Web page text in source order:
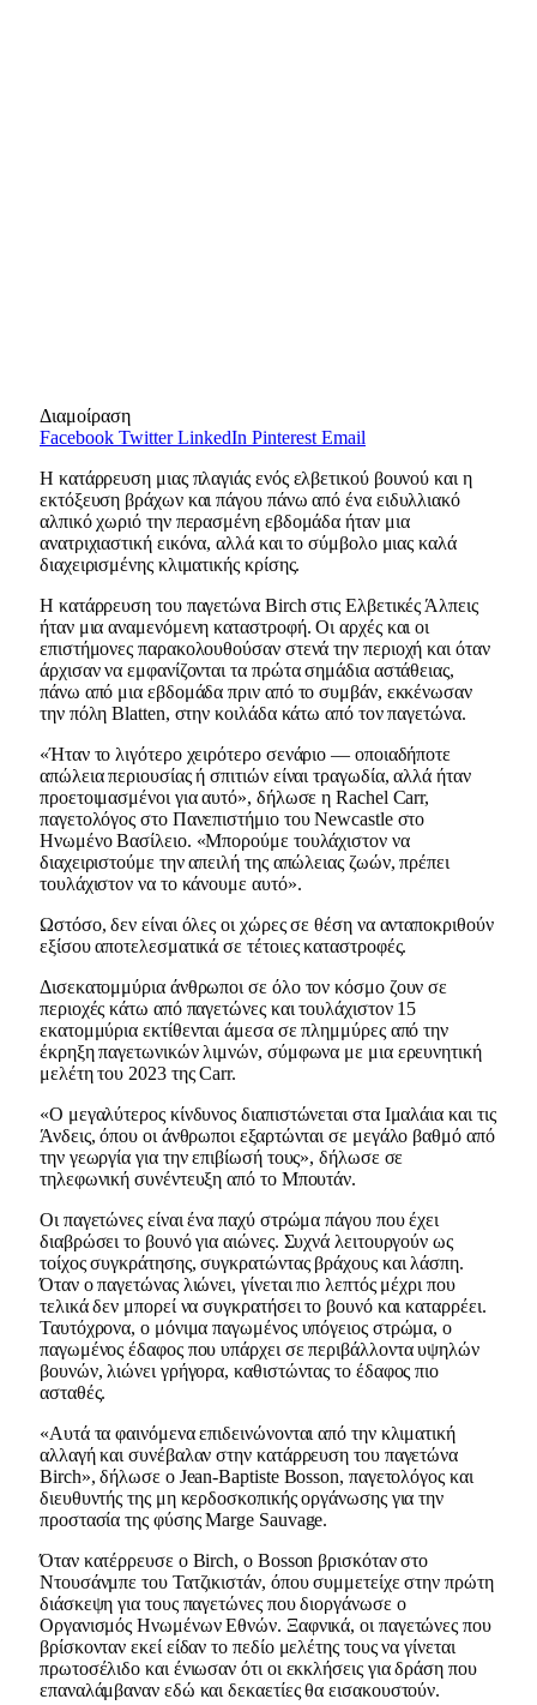
Διαμοίραση
Facebook Twitter LinkedIn Pinterest Email
Η κατάρρευση μιας πλαγιάς ενός ελβετικού βουνού και η
εκτόξευση βράχων και πάγου πάνω από ένα ειδυλλιακό
αλπικό χωριό την περασμένη εβδομάδα ήταν μια
ανατριχιαστική εικόνα, αλλά και το σύμβολο μιας καλά
διαχειρισμένης κλιματικής κρίσης.
Η κατάρρευση του παγετώνα Birch στις Ελβετικές Άλπεις
ήταν μια αναμενόμενη καταστροφή. Οι αρχές και οι
επιστήμονες παρακολουθούσαν στενά την περιοχή και όταν
άρχισαν να εμφανίζονται τα πρώτα σημάδια αστάθειας,
πάνω από μια εβδομάδα πριν από το συμβάν, εκκένωσαν
την πόλη Blatten, στην κοιλάδα κάτω από τον παγετώνα.
«Ήταν το λιγότερο χειρότερο σενάριο — οποιαδήποτε
απώλεια περιουσίας ή σπιτιών είναι τραγωδία, αλλά ήταν
προετοιμασμένοι για αυτό», δήλωσε η Rachel Carr,
παγετολόγος στο Πανεπιστήμιο του Newcastle στο
Ηνωμένο Βασίλειο. «Μπορούμε τουλάχιστον να
διαχειριστούμε την απειλή της απώλειας ζωών, πρέπει
τουλάχιστον να το κάνουμε αυτό».
Ωστόσο, δεν είναι όλες οι χώρες σε θέση να ανταποκριθούν
εξίσου αποτελεσματικά σε τέτοιες καταστροφές.
Δισεκατομμύρια άνθρωποι σε όλο τον κόσμο ζουν σε
περιοχές κάτω από παγετώνες και τουλάχιστον 15
εκατομμύρια εκτίθενται άμεσα σε πλημμύρες από την
έκρηξη παγετωνικών λιμνών, σύμφωνα με μια ερευνητική
μελέτη του 2023 της Carr.
«Ο μεγαλύτερος κίνδυνος διαπιστώνεται στα Ιμαλάια και τις
Άνδεις, όπου οι άνθρωποι εξαρτώνται σε μεγάλο βαθμό από
την γεωργία για την επιβίωσή τους», δήλωσε σε
τηλεφωνική συνέντευξη από το Μπουτάν.
Οι παγετώνες είναι ένα παχύ στρώμα πάγου που έχει
διαβρώσει το βουνό για αιώνες. Συχνά λειτουργούν ως
τοίχος συγκράτησης, συγκρατώντας βράχους και λάσπη.
Όταν ο παγετώνας λιώνει, γίνεται πιο λεπτός μέχρι που
τελικά δεν μπορεί να συγκρατήσει το βουνό και καταρρέει.
Ταυτόχρονα, ο μόνιμα παγωμένος υπόγειος στρώμα, ο
παγωμένος έδαφος που υπάρχει σε περιβάλλοντα υψηλών
βουνών, λιώνει γρήγορα, καθιστώντας το έδαφος πιο
ασταθές.
«Αυτά τα φαινόμενα επιδεινώνονται από την κλιματική
αλλαγή και συνέβαλαν στην κατάρρευση του παγετώνα
Birch», δήλωσε ο Jean-Baptiste Bosson, παγετολόγος και
διευθυντής της μη κερδοσκοπικής οργάνωσης για την
προστασία της φύσης Marge Sauvage.
Όταν κατέρρευσε ο Birch, ο Bosson βρισκόταν στο
Ντουσάνμπε του Τατζικιστάν, όπου συμμετείχε στην πρώτη
διάσκεψη για τους παγετώνες που διοργάνωσε ο
Οργανισμός Ηνωμένων Εθνών. Ξαφνικά, οι παγετώνες που
βρίσκονταν εκεί είδαν το πεδίο μελέτης τους να γίνεται
πρωτοσέλιδο και ένιωσαν ότι οι εκκλήσεις για δράση που
επαναλάμβαναν εδώ και δεκαετίες θα εισακουστούν.